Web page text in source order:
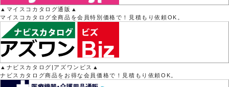
▲マイスコカタログ通販▲
マイスコカタログ全商品を会員特別価格で！見積もり依頼OK。
▲ナビスカタログ|アズワンビス▲
ナビスカタログ商品をお得な会員価格で！見積もり依頼OK。